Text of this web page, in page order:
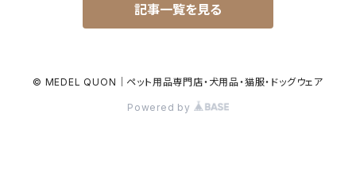
記事一覧を見る
© MEDEL QUON｜ペット用品専門店・犬用品・猫服・ドッグウェア
Powered by